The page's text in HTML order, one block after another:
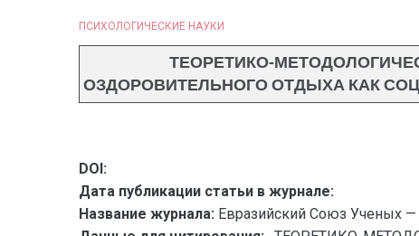
ПСИХОЛОГИЧЕСКИЕ НАУКИ
ТЕОРЕТИКО-
ОЗДОРОВИТЕЛЬНОГО ОТДЫХА КАК
DOI:
Дата публикации статьи в журнале:
Название журнала: Евразийский Союз Ученых —